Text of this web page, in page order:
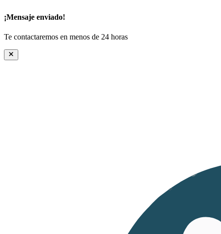
¡Mensaje enviado!
Te contactaremos en menos de 24 horas